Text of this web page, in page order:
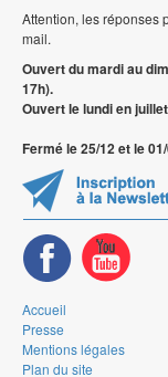
Attention, les réponses
mail.
Ouvert du mardi au
17h).
Ouvert le lundi en
Fermé le 25/12 et le
Accueil
Presse
Mentions légales
Plan du site